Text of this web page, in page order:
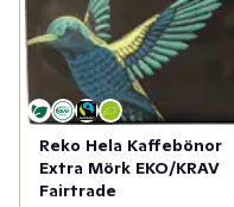
Reko Hela Kaffebönor
Extra Mörk EKO/KRAV
Fairtrade